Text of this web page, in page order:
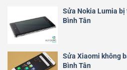
Sửa Nokia Lumia
Bình Tân
Sửa Xiaomi không
Bình Tân